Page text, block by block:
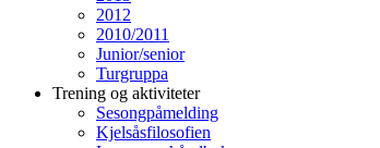
2012
2010/2011
Junior/senior
Turgruppa
Trening og aktiviteter
Sesongpåmelding
Kjelsåsfilosofien